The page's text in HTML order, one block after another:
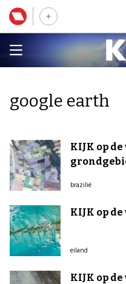
google earth
KIJK op
brazilië
KIJK op
eiland
KIJK op